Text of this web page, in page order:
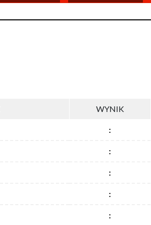
WYNIK
:
:
:
:
: